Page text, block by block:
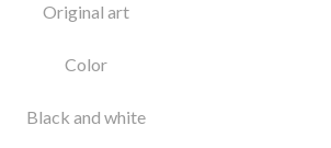
Original art
Color
Black and white